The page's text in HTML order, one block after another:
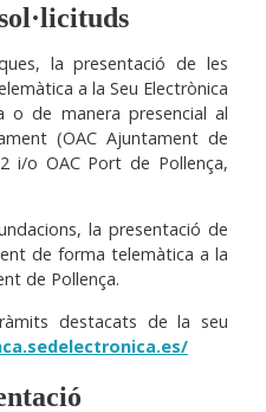
la presentació de les
a la Seu Electrònica
o de manera presencial al
(OAC Ajuntament de
i/o OAC Port de Pollença,
la presentació de
de forma telemàtica a la
de Pollença.
destacats de la seu